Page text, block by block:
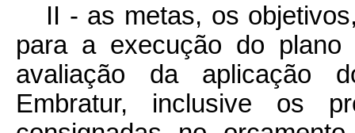
II - as metas, os
para a execução do
avaliação da aplicação
Embratur, inclusive os